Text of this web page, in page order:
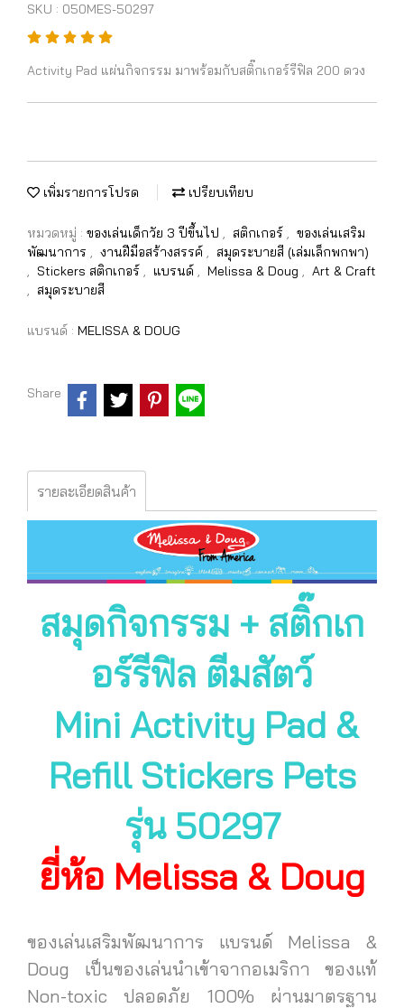
SKU : 050MES-50297
Activity Pad แผ่นกิจกรรม มาพร้อมกับสติ๊กเกอร์รีฟิล 200 ดวง
เพิ่มรายการโปรด เปรียบเทียบ
หมวดหมู่ : ของเล่นเด็กวัย 3 ปีขึ้นไป , สติกเกอร์ , ของเล่นเสริม
พัฒนาการ , งานฝีมือสร้างสรรค์ , สมุดระบายสี (เล่มเล็กพกพา)
, Stickers สติกเกอร์ , แบรนด์ , Melissa & Doug , Art & Craft
, สมุดระบายสี
แบรนด์ : MELISSA & DOUG
Share
รายละเอียดสินค้า
สมุดกิจกรรม + สติ๊กเก
อร์รีฟิล ตีมสัตว์
Mini Activity Pad &
Refill Stickers Pets
รุ่น 50297
ยี่ห้อ Melissa & Doug
ของเล่นเสริมพัฒนาการ แบรนด์ Melissa &
Doug เป็นของเล่นนำเข้าจากอเมริกา ของแท้
Non-toxic ปลอดภัย 100% ผ่านมาตรฐาน